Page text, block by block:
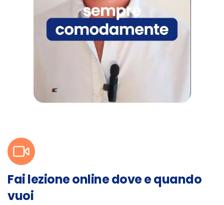
Fai lezione online dove e quando
vuoi